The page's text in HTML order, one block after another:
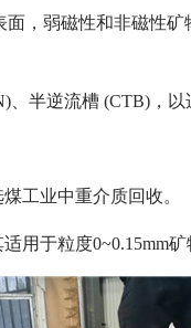
，弱磁性和非磁性
、半逆流槽 (CTB)，
工业中重介质回收。
用于粒度0~0.15mm